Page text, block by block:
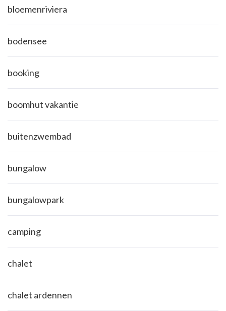
bloemenriviera
bodensee
booking
boomhut vakantie
buitenzwembad
bungalow
bungalowpark
camping
chalet
chalet ardennen